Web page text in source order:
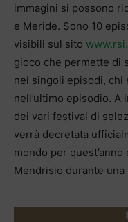
immagini si possono
e Meride. Sono 10
visibili sul sito
gioco che permette di
nei singoli episodi, chi
nell’ultimo episodio. A
dei vari festival di
verrà decretata
mondo per
Mendrisio durante